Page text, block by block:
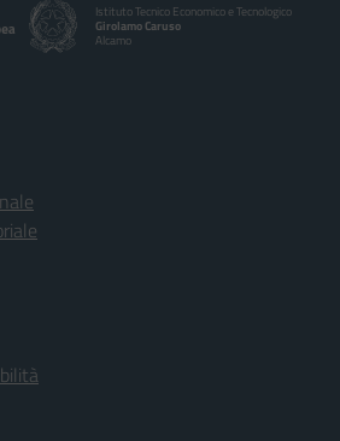
Istituto Tecnico Economico e Tecnologico
Girolamo Caruso
Alcamo